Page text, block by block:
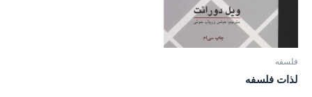
فلسفه
لذات فلسفه